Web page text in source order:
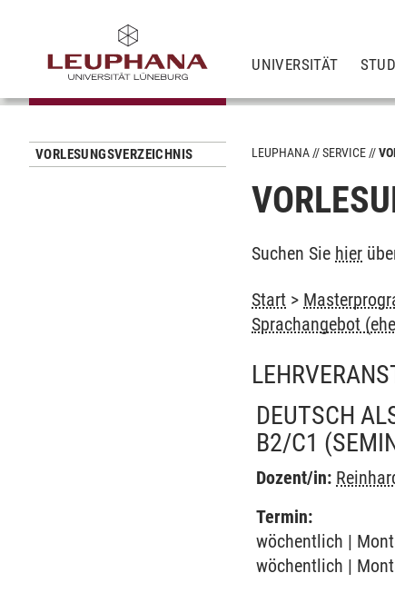
UNIVERSITÄT
VORLESUNGSVERZEICHNIS LEUPHANA SERVICE
Suchen Sie hier
Start >
Sprachangebot
DEUTSCH
B2/C1
Dozent/in:
Termin:
wöchentlich |
wöchentlich |